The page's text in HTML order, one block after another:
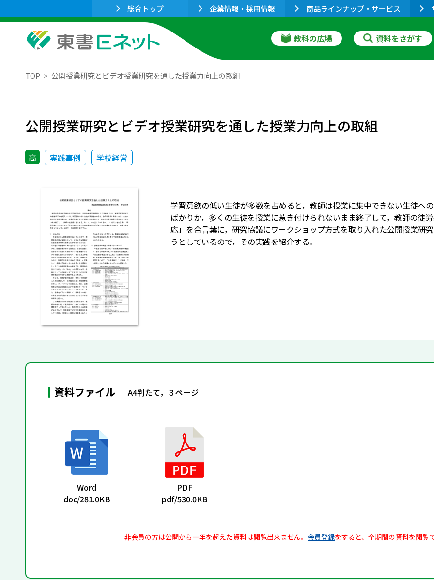
総合トップ 企業情報・採用情報 商品ラインナップ・サービス
教科の広場 資料をさがす
TOP 公開授業研究とビデオ授業研究を通した授業力向上の取組
公開授業研究とビデオ授業研究を通した授業力向上の取組
高 実践事例 学校経営
学習意欲の低い生徒が多数を占めると，教師は授業に集中できない生徒へ
ばかりか，多くの生徒を授業に惹き付けられないまま終了して，教師の徒
応」を合言葉に，研究協議にワークショップ方式を取り入れた公開授業研
うとしているので，その実践を紹介する。
資料ファイル A4判たて，３ページ
Word
doc/281.0KB
PDF
pdf/530.0KB
非会員の方は公開から一年を超えた資料は閲覧出来ません。 会員登録をすると、全期間の資料を閲覧